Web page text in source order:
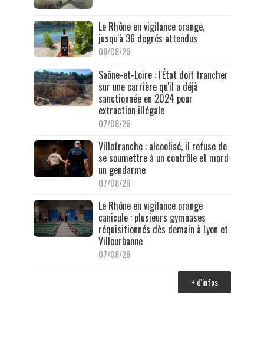
Le Rhône en vigilance orange,
jusqu'à 36 degrés attendus
08/08/26
Saône-et-Loire : l'État doit trancher
sur une carrière qu'il a déjà
sanctionnée en 2024 pour
extraction illégale
07/08/26
Villefranche : alcoolisé, il refuse de
se soumettre à un contrôle et mord
un gendarme
07/08/26
Le Rhône en vigilance orange
canicule : plusieurs gymnases
réquisitionnés dès demain à Lyon et
Villeurbanne
07/08/26
+ d'infos